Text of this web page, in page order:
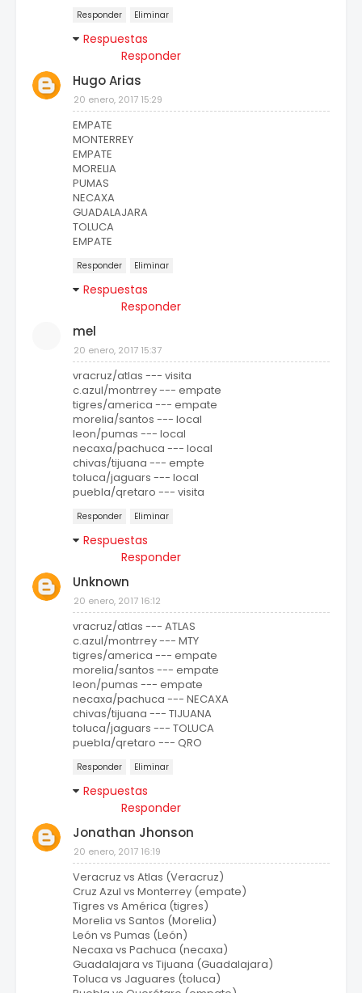
Responder Eliminar
Respuestas
Responder
Hugo Arias
20 enero, 2017 15:29
EMPATE
MONTERREY
EMPATE
MORELIA
PUMAS
NECAXA
GUADALAJARA
TOLUCA
EMPATE
Responder Eliminar
Respuestas
Responder
mel
20 enero, 2017 15:37
vracruz/atlas --- visita
c.azul/montrrey --- empate
tigres/america --- empate
morelia/santos --- local
leon/pumas --- local
necaxa/pachuca --- local
chivas/tijuana --- empte
toluca/jaguars --- local
puebla/qretaro --- visita
Responder Eliminar
Respuestas
Responder
Unknown
20 enero, 2017 16:12
vracruz/atlas --- ATLAS
c.azul/montrrey --- MTY
tigres/america --- empate
morelia/santos --- empate
leon/pumas --- empate
necaxa/pachuca --- NECAXA
chivas/tijuana --- TIJUANA
toluca/jaguars --- TOLUCA
puebla/qretaro --- QRO
Responder Eliminar
Respuestas
Responder
Jonathan Jhonson
20 enero, 2017 16:19
Veracruz vs Atlas (Veracruz)
Cruz Azul vs Monterrey (empate)
Tigres vs América (tigres)
Morelia vs Santos (Morelia)
León vs Pumas (León)
Necaxa vs Pachuca (necaxa)
Guadalajara vs Tijuana (Guadalajara)
Toluca vs Jaguares (toluca)